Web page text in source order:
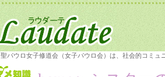
聖パウロ女子修道会（女子パウロ会）は、社会的コミ